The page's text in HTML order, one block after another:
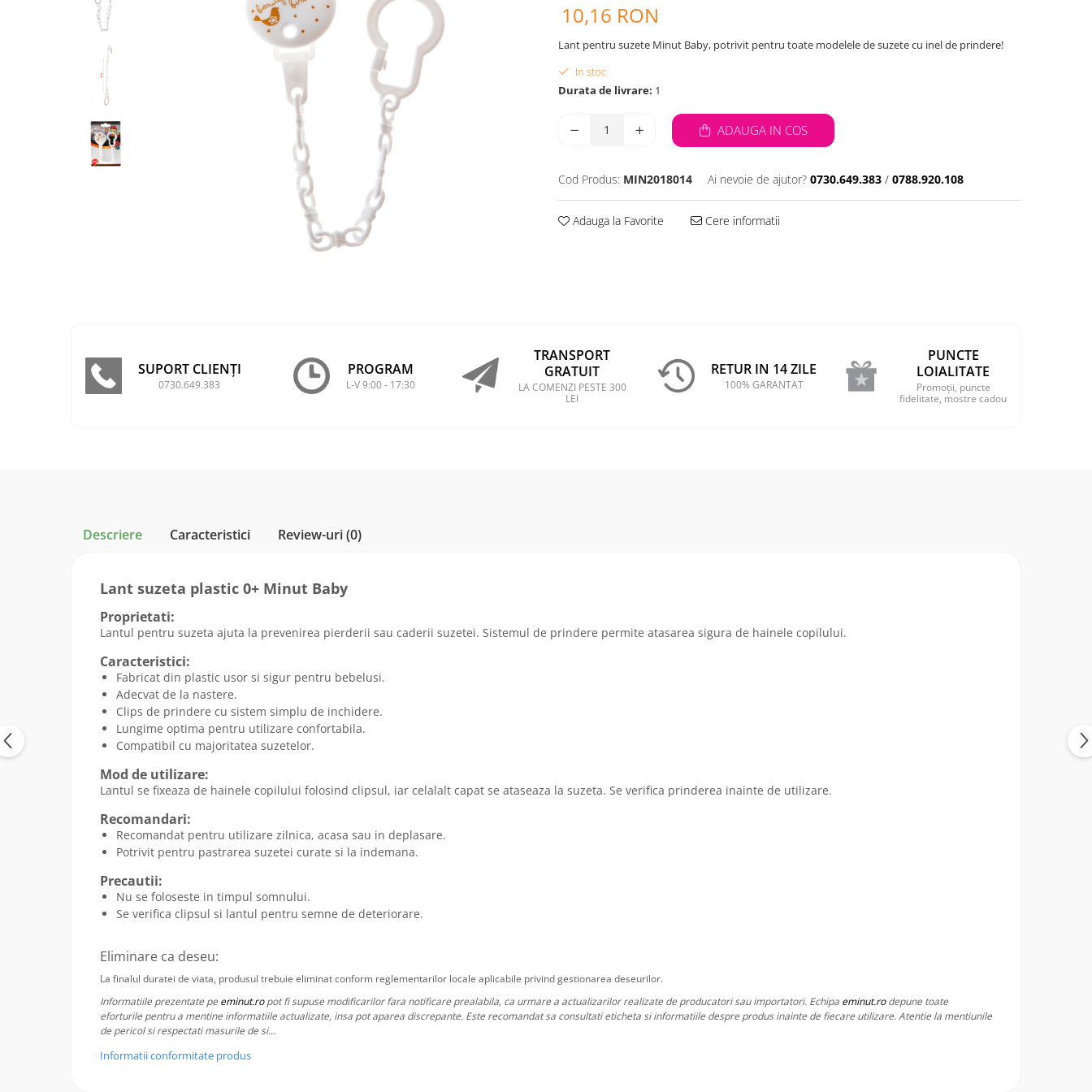
Masti pentru ten si gomaje
Tratamente si seruri pentru ten
Cadite bebe si accesorii baie
Articole igiena dentara copii
Ser fiziologic si comprese sterile
Masti chirurgicale medicale
10,16 RON
Lant pentru suzete Minut Baby, potrivit pentru toate modelele de suzete cu inel de prindere!
In stoc
Durata de livrare: 1
ADAUGA IN COS
Cod Produs: MIN2018014 Ai nevoie de ajutor? 0730.649.383 / 0788.920.108
Adauga la Favorite Cere informatii
SUPORT CLIENȚI
0730.649.383
PROGRAM
L-V 9:00 - 17:30
TRANSPORT
GRATUIT
LA COMENZI PESTE 300
LEI
RETUR IN 14 ZILE
100% GARANTAT
PUNCTE
LOIALITATE
Promoții, puncte
fidelitate, mostre cadou
Descriere Caracteristici Review-uri(0)
Lant suzeta plastic 0+ Minut Baby
Proprietati:
Lantul pentru suzeta ajuta la prevenirea pierderii sau caderii suzetei. Sistemul de prindere permite atasarea sigura de hainele copilului.
Caracteristici:
Fabricat din plastic usor si sigur pentru bebelusi.
Adecvat de la nastere.
Clips de prindere cu sistem simplu de inchidere.
Lungime optima pentru utilizare confortabila.
Compatibil cu majoritatea suzetelor.
Mod de utilizare:
Lantul se fixeaza de hainele copilului folosind clipsul, iar celalalt capat se ataseaza la suzeta. Se verifica prinderea inainte de utilizare.
Recomandari:
Recomandat pentru utilizare zilnica, acasa sau in deplasare.
Potrivit pentru pastrarea suzetei curate si la indemana.
Precautii:
Nu se foloseste in timpul somnului.
Se verifica clipsul si lantul pentru semne de deteriorare.
Eliminare ca deseu:
La finalul duratei de viata, produsul trebuie eliminat conform reglementarilor locale aplicabile privind gestionarea deseurilor.
Informatiile prezentate pe eminut.ropot fi supuse modificarilor fara notificare prealabila, ca urmare a actualizarilor realizate de producatori sau importatori. Echipa eminut.rodepune toate
eforturile pentru a mentine informatiile actualizate, insa pot aparea discrepante. Este recomandat sa consultati eticheta si informatiile despre produs inainte de fiecare utilizare. Atentie la mentiunile
de pericol si respectati masurile de si...
Informatii conformitate produs